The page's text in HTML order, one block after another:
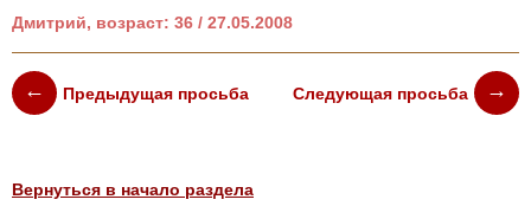
Дмитрий, возраст: 36 / 27.05.2008
Предыдущая просьба Следующая просьба
Вернуться в начало раздела